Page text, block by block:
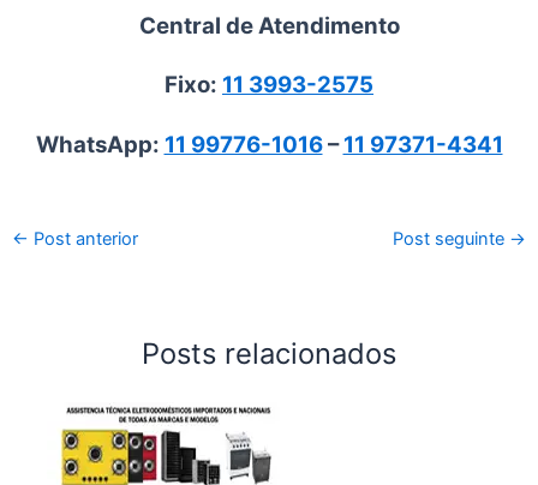
Central de Atendimento
Fixo: 11 3993-2575
WhatsApp: 11 99776-1016–11 97371-4341
← Post anterior Post seguinte →
Posts relacionados